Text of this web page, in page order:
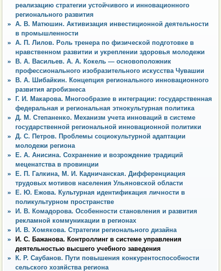
реализацию стратегии устойчивого и инновационного
регионального развития
А. В. Матюшин. Активизация инвестиционной деятельности
в промышленности
А. П. Лилов. Роль тренера по физической подготовке в
нравственном развитии и укреплении здоровья молодежи
В. А. Васильев. А. А. Кокель — основоположник
профессионального изобразительного искусства Чувашии
В. А. Шибайкин. Концепция регионального инновационного
развития агробизнеса
Г. И. Макарова. Многообразие в интеграции: государственная
федеральная и региональная этнокультурная политика
Д. М. Степаненко. Механизм учета инноваций в системе
государственной региональной инновационной политики
Д. С. Петров. Проблемы социокультурной адаптации
молодежи региона
Е. А. Анисина. Сохранение и возрождение традиций
меценатства в провинции
Е. П. Галкина, М. И. Кадничанская. Дифференциация
трудовых мотивов населения Ульяновской области
Е. Ю. Ежова. Культурная идентификация личности в
поликультурном пространстве
И. В. Комадорова. Особенности становления и развития
рекламной коммуникации в регионах
И. В. Хомякова. Стратегии регионального дизайна
И. С. Бажанова. Контроллинг в системе управления
деятельностью высшего учебного заведения
К. Р. Саубанов. Пути повышения конкурентоспособности
сельского хозяйства региона